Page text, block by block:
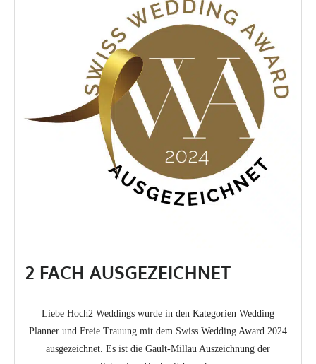
2 FACH AUSGEZEICHNET
Liebe Hoch2 Weddings wurde in den Kategorien Wedding
Planner und Freie Trauung mit dem Swiss Wedding Award 2024
ausgezeichnet. Es ist die Gault-Millau Auszeichnung der